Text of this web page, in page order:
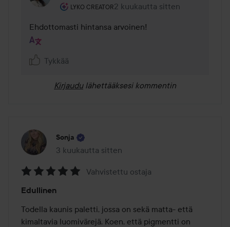
LYKO CREATOR
Käyttäjän rooli: Lyko Creator.
2 kuukautta sitten
Kommentti lisättiin 2
Ehdottomasti hintansa arvoinen!
Tykkää
Kirjaudu lähettääksesi kommentin
Sonja
3 kuukautta sitten
Viesti luotiin 3 kuukautta sitten
5
/
5
Vahvistettu ostaja
Edullinen
Todella kaunis paletti, jossa on sekä matta- että
kimaltavia luomivärejä. Koen, että pigmentti on